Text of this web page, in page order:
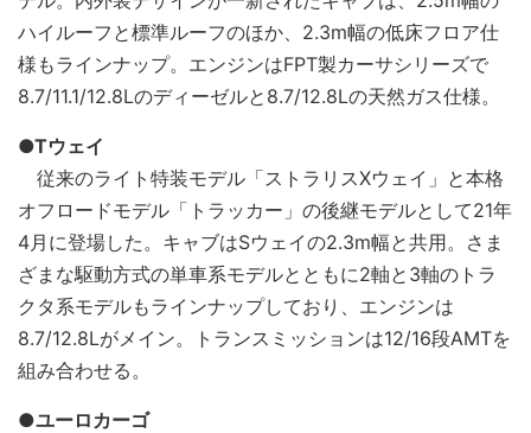
ハイルーフと標準ルーフのほか、2.3m幅の低床フロア仕
様もラインナップ。エンジンはFPT製カーサシリーズで
8.7/11.1/12.8Lのディーゼルと8.7/12.8Lの天然ガス仕様。
●Tウェイ
従来のライト特装モデル「ストラリスXウェイ」と本格
オフロードモデル「トラッカー」の後継モデルとして21年
4月に登場した。キャブはSウェイの2.3m幅と共用。さま
ざまな駆動方式の単車系モデルとともに2軸と3軸のトラ
クタ系モデルもラインナップしており、エンジンは
8.7/12.8Lがメイン。トランスミッションは12/16段AMTを
組み合わせる。
●ユーロカーゴ